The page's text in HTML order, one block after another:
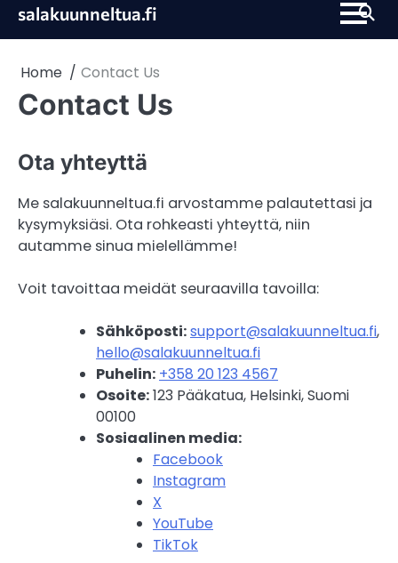
Skipsalakuunneltua.fi
Home Contact Us
Contact Us
Ota yhteyttä
Me salakuunneltua.fi arvostamme palautettasi ja
kysymyksiäsi. Ota rohkeasti yhteyttä, niin
autamme sinua mielellämme!
Voit tavoittaa meidät seuraavilla tavoilla:
Sähköposti:support@salakuunneltua.fi,
hello@salakuunneltua.fi
Puhelin: +358 20 123 4567
Osoite:123 Pääkatua, Helsinki, Suomi
00100
Sosiaalinen media:
Facebook
Instagram
X
YouTube
TikTok